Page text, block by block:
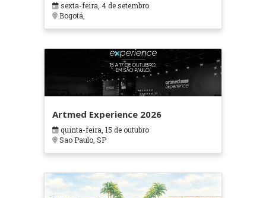
sexta-feira, 4 de setembro
Bogotá,
Artmed Experience 2026
quinta-feira, 15 de outubro
Sao Paulo, SP